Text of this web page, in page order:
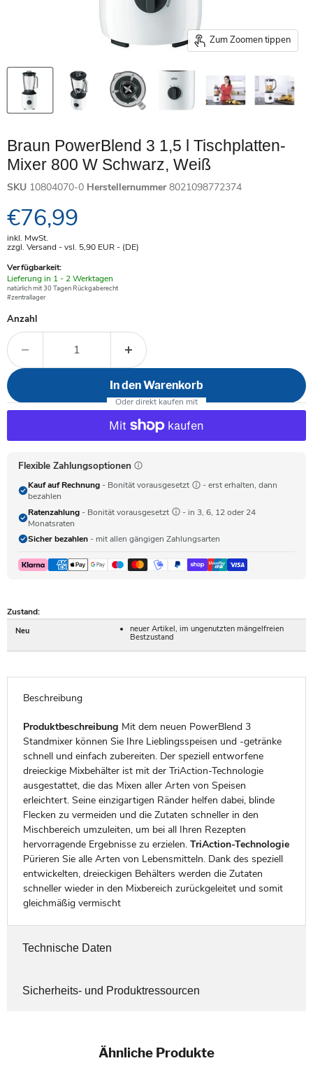
Zum Zoomen tippen
Braun PowerBlend 3 1,5 l Tischplatten-
Mixer 800 W Schwarz, Weiß
SKU 10804070-0 Herstellernummer 8021098772374
Aktueller Preis
€76,99
inkl. MwSt.
zzgl. Versand - vsl. 5,90 EUR- (DE)
Verfügbarkeit:
Verfügbar
-
Lieferung in 1 - 2 Werktagen
natürlich mit 30 Tagen Rückgaberecht
#zentrallager
Anzahl
In den Warenkorb
Flexible Zahlungsoptionen
Kauf auf Rechnung - Bonität vorausgesetzt
- erst erhalten, dann
bezahlen
Ratenzahlung - Bonität vorausgesetzt
- in 3, 6, 12 oder 24
Monatsraten
Sicher bezahlen - mit allen gängigen Zahlungsarten
Zustand:
Neu
neuer Artikel, im ungenutzten mängelfreien
Bestzustand
Beschreibung
Produktbeschreibung Mit dem neuen PowerBlend 3
Standmixer können Sie Ihre Lieblingsspeisen und -getränke
schnell und einfach zubereiten. Der speziell entworfene
dreieckige Mixbehälter ist mit der TriAction-Technologie
ausgestattet, die das Mixen aller Arten von Speisen
erleichtert. Seine einzigartigen Ränder helfen dabei, blinde
Flecken zu vermeiden und die Zutaten schneller in den
Mischbereich umzuleiten, um bei all Ihren Rezepten
hervorragende Ergebnisse zu erzielen. TriAction-Technologie
Pürieren Sie alle Arten von Lebensmitteln. Dank des speziell
entwickelten, dreieckigen Behälters werden die Zutaten
schneller wieder in den Mixbereich zurückgeleitet und somit
gleichmäßig vermischt
Technische Daten
Sicherheits- und Produktressourcen
Ähnliche Produkte